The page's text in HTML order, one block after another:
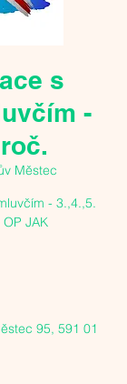
s
-
Městec
- 3.,4.,5.
JAK
95, 591 01